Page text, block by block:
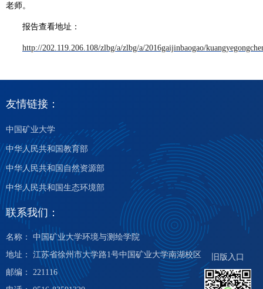
老师。
报告查看地址：
http://202.119.206.108/zlbg/a/zlbg/a/2016gaijinbaogao/
友情链接：
中国矿业大学
中华人民共和国教育部
中华人民共和国自然资源部
中华人民共和国生态环境部
联系我们：
名称： 中国矿业大学环境与测绘学院
地址： 江苏省徐州市大学路1号中国矿业大学南湖校区
邮编： 221116
旧版入口